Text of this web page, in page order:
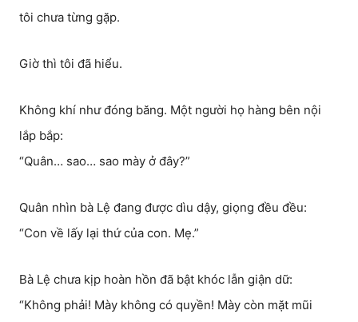
tôi chưa từng gặp.
Giờ thì tôi đã hiểu.
Không khí như đóng băng. Một người họ hàng bên nội
lắp bắp:
“Quân… sao… sao mày ở đây?”
Quân nhìn bà Lệ đang được dìu dậy, giọng đều đều:
“Con về lấy lại thứ của con. Mẹ.”
Bà Lệ chưa kịp hoàn hồn đã bật khóc lẫn giận dữ:
“Không phải! Mày không có quyền! Mày còn mặt mũi